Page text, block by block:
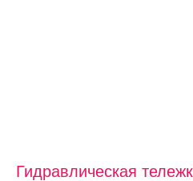
Гидравлическая